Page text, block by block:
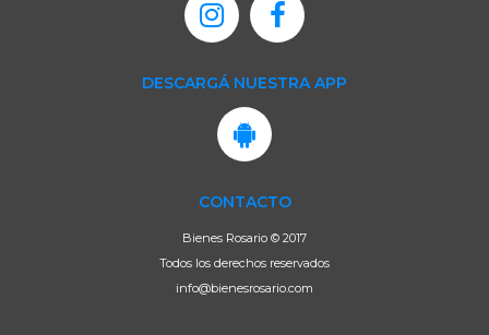
DESCARGÁ NUESTRA APP
CONTACTO
Bienes Rosario © 2017
Todos los derechos reservados
info@bienesrosario.com